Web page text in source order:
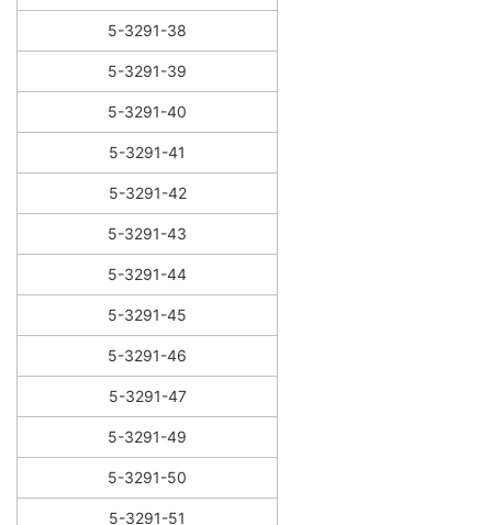
5-3291-38
5-3291-39
5-3291-40
5-3291-41
5-3291-42
5-3291-43
5-3291-44
5-3291-45
5-3291-46
5-3291-47
5-3291-49
5-3291-50
5-3291-51